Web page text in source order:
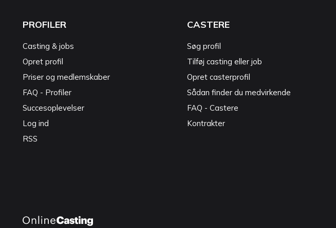
PROFILER
Casting & jobs
Opret profil
Priser og medlemskaber
FAQ - Profiler
Succesoplevelser
Log ind
RSS
CASTERE
Søg profil
Tilføj casting eller job
Opret casterprofil
Sådan finder du medvirkende
FAQ - Castere
Kontrakter